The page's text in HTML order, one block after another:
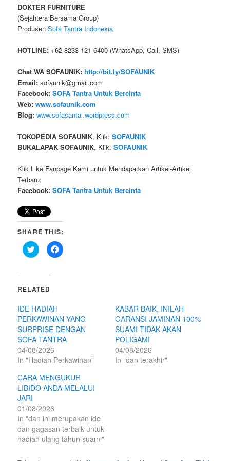
DOKTER FURNITURE
(Sejahtera Bersama Group)
ProdusenSofa Tantra Indonesia
HOTLINE: +62 8233 121 6400 (WhatsApp, Call, SMS)
Chat WA SOFAUNIK: http://bit.ly/SOFAUNIK
Email: sofaunik@gmail.com
Facebook:SOFA Tantra Untuk Bercinta
Web: www.sofaunik.com
Blog: www.sofasantai.wordpress.com
TOKOPEDIA SOFAUNIK, Klik:SOFAUNIK
BUKALAPAK SOFAUNIK, Klik:SOFAUNIK
Klik Like Fanpage Kami untuk Mendapatkan Artikel-Artikel
Terbaru:
Facebook:SOFA Tantra Untuk Bercinta
SHARE THIS:
C
l
s
r
e
o
n
T
w
i
t
t
e
(
O
p
s
i
n
n
e
w
w
C
l
e
o
n
F
a
b
o
k
(
O
i
n
n
e
w
RELATED
IDE HADIAH
PERKAWINAN YANG
SURPRISE DENGAN
SOFA TANTRA
04/08/2026
In "Hadiah Perkawinan"
KABAR BAIK, INILAH
GARANSI JAMINAN 100%
SUAMI TIDAK AKAN
POLIGAMI
04/08/2026
In "dan terakhir"
CARA MENGUKUR
LIBIDO ANDA MELALUI
JARI
01/08/2026
In "dan ini merupakan ide
dan gagasan terbaik untuk
hadiah ulang tahun suami"